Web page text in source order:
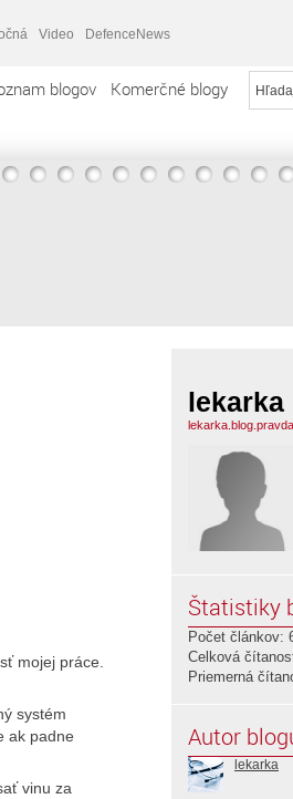
Video DefenceNews
blogov Komerčné blogy
mojej práce.
systém
ak padne
vinu za
lekarka
Štatistiky
Počet článkov:
Celková
Priemerná
Autor
lekarka